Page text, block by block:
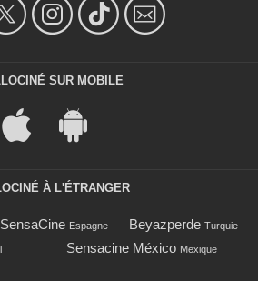
SUR MOBILE
À L'ÉTRANGER
SensaCine Espagne Beyazperde Turquie
Sensacine México Mexique